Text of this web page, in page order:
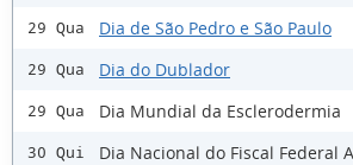
29 Qua Dia de São Pedro e São Paulo
29 Qua Dia do Dublador
29 Qua Dia Mundial da Esclerodermia
30 Qui Dia Nacional do Fiscal Federal